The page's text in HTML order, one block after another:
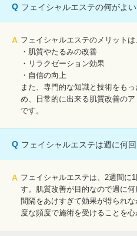
Q フェイシャルエステの何がよ
A フェイシャルエステのメリットは
・肌質やたるみの改善
・リラクゼーション効果
・自信の向上
また、専門的な知識と技術をも
め、日常的に出来る肌質改善の
です。
Q フェイシャルエステは週に何
A フェイシャルエステは、2週間に
す。肌質改善が目的なので週に
間隔をあけすぎて効果が得られ
度な頻度で施術を受けることを心